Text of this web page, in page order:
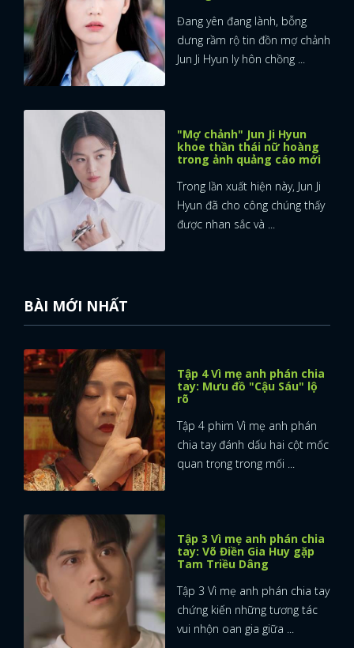
Đang yên đang lành, bỗng
dưng rầm rộ tin đồn mợ chảnh
Jun Ji Hyun ly hôn chồng ...
"Mợ chảnh" Jun Ji Hyun
khoe thần thái nữ hoàng
trong ảnh quảng cáo mới
Trong lần xuất hiện này, Jun Ji
Hyun đã cho công chúng thấy
được nhan sắc và ...
BÀI MỚI NHẤT
Tập 4 Vì mẹ anh phán chia
tay: Mưu đồ "Cậu Sáu" lộ
rõ
Tập 4 phim Vì mẹ anh phán
chia tay đánh dấu hai cột mốc
quan trọng trong mối ...
Tập 3 Vì mẹ anh phán chia
tay: Võ Điền Gia Huy gặp
Tam Triều Dâng
Tập 3 Vì mẹ anh phán chia tay
chứng kiến những tương tác
vui nhộn oan gia giữa ...